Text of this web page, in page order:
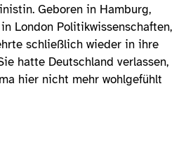
Geboren in Hamburg,
London Politikwissenschaften,
schließlich wieder in ihre
hatte Deutschland verlassen,
hier nicht mehr wohlgefühlt